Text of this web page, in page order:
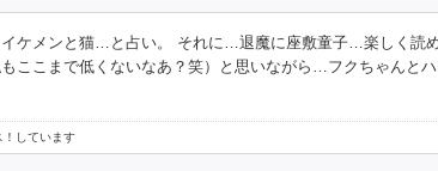
ケメンと猫…と占い。 それに…退魔に座敷童子…楽しく読
ここまで低くないなあ？笑）と思いながら…フクちゃんとハ
！しています